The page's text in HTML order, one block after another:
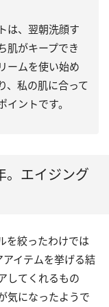
は、翌朝洗顔す
肌がキープでき
ームを使い始め
、私の肌に合って
ントです。
。エイジング
を絞ったわけでは
イテムを挙げる結
してくれるもの
気になったようで